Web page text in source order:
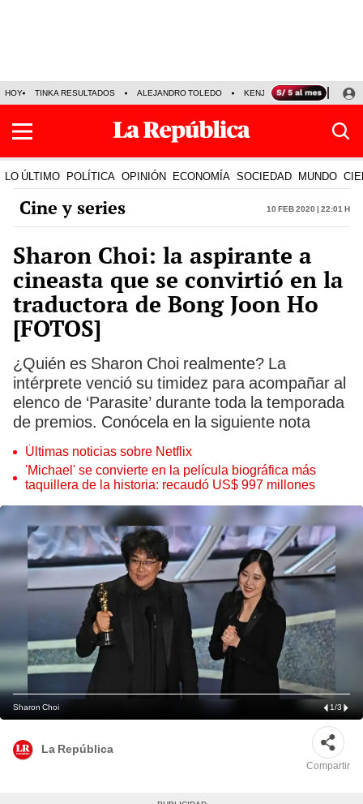
HOY TINKA RESULTADOS ALEJANDRO TOLEDO KENJI FUJIMORI
LO ÚLTIMO POLÍTICA OPINIÓN ECONOMÍA SOCIEDAD MUNDO
Cine y series 10 Feb 2020 | 22:01 h
Sharon Choi: la aspirante a
cineasta que se convirtió en la
traductora de Bong Joon Ho
[FOTOS]
¿Quién es Sharon Choi realmente? La
intérprete venció su timidez para acompañar al
elenco de ‘Parasite’ durante toda la temporada
de premios. Conócela en la siguiente nota
Últimas noticias sobre Netflix
'Michael' se convierte en la película biográfica más
taquillera de la historia: recaudó US$ 997 millones
Sharon Choi 1/3
La República
Compartir